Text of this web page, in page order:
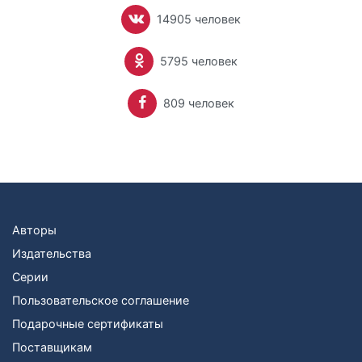
14905 человек
5795 человек
809 человек
Авторы
Издательства
Серии
Пользовательское соглашение
Подарочные сертификаты
Поставщикам